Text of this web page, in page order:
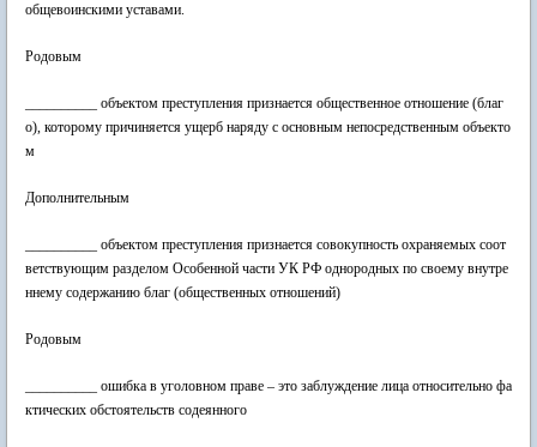
общевоинскими уставами.
Родовым
__________ объектом преступления признается общественное отношение (благ
о), которому причиняется ущерб наряду с основным непосредственным объекто
м
Дополнительным
__________ объектом преступления признается совокупность охраняемых соот
ветствующим разделом Особенной части УК РФ однородных по своему внутре
ннему содержанию благ (общественных отношений)
Родовым
__________ ошибка в уголовном праве – это заблуждение лица относительно фа
ктических обстоятельств содеянного